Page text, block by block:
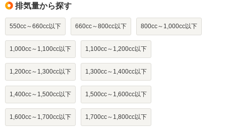
排気量から探す
550cc～660cc以下 660cc～800cc以下 800cc～1,000cc以下
1,000cc～1,100cc以下 1,100cc～1,200cc以下
1,200cc～1,300cc以下 1,300cc～1,400cc以下
1,400cc～1,500cc以下 1,500cc～1,600cc以下
1,600cc～1,700cc以下 1,700cc～1,800cc以下